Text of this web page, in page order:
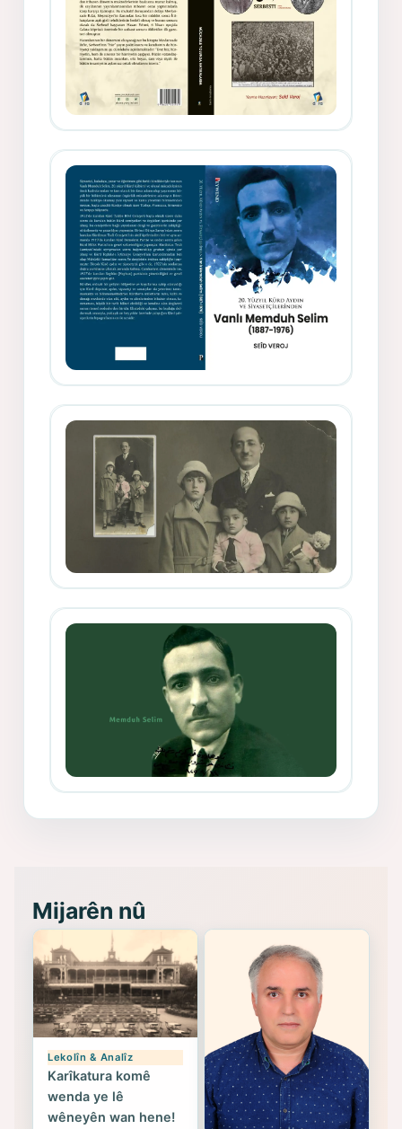
(Hoybun)’un Kuruluş Çalışmaları- 8
Mijarên nû
Lekolîn & Analîz
Karîkatura komê
wenda ye lê
wêneyên wan hene!